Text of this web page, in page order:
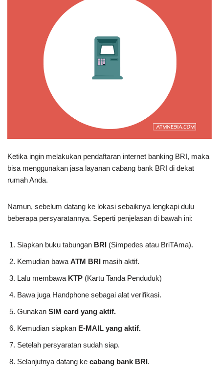
Ketika ingin melakukan pendaftaran internet banking BRI, maka
bisa menggunakan jasa layanan cabang bank BRI di dekat
rumah Anda.
Namun, sebelum datang ke lokasi sebaiknya lengkapi dulu
beberapa persyaratannya. Seperti penjelasan di bawah ini:
Siapkan buku tabungan BRI (Simpedes atau BriTAma).
Kemudian bawa ATM BRI masih aktif.
Lalu membawa KTP (Kartu Tanda Penduduk)
Bawa juga Handphone sebagai alat verifikasi.
Gunakan SIM card yang aktif.
Kemudian siapkan E-MAIL yang aktif.
Setelah persyaratan sudah siap.
Selanjutnya datang ke cabang bank BRI.